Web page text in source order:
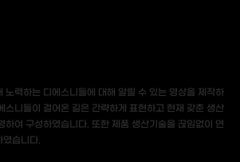
노력하는 디에스니들에 대해 알릴 수 있는 영상을 제작하
스니들이 걸어온 길은 간략하게 표현하고 현재 갖춘 생산
하여 구성하였습니다. 또한 제품 생산기술을 끊임없이 연
였습니다.